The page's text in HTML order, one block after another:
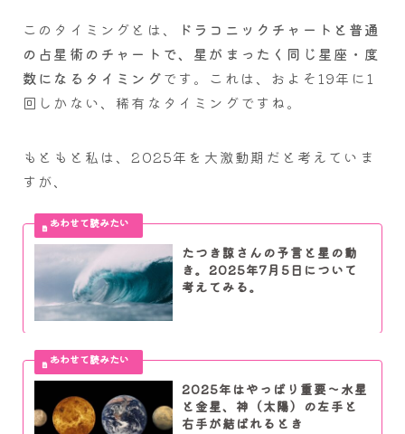
このタイミングとは、
ドラコニックチャートと普通
の占星術のチャートで、星がまったく同じ星座・度
数になるタイミングです。これは、およそ19年に1
回しかない、稀有なタイミングですね。
もともと私は、2025年を大激動期だと考えていま
すが、
たつき諒さんの予言と星の動
き。2025年7月5日について
考えてみる。
2025年はやっぱり重要～水星
と金星、神（太陽）の左手と
右手が結ばれるとき